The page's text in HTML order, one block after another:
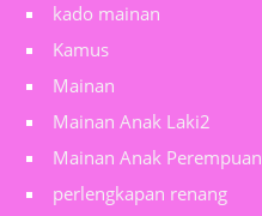
kado mainan
Kamus
Mainan
Mainan Anak Laki2
Mainan Anak Perempuan
perlengkapan renang